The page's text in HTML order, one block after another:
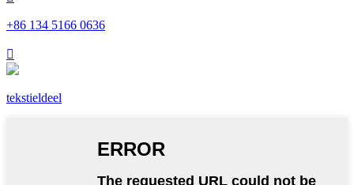
+86 134 5166 0636

tekstieldeel